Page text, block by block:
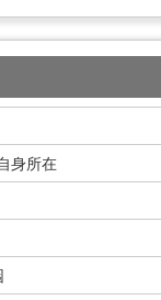
身所在